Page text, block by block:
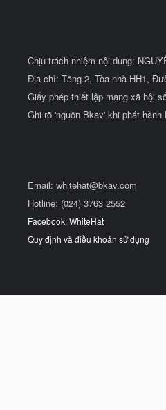
Chịu trách nhiệm nội dung:
Địa chỉ: Tầng 2, Tòa nhà HH1,
Giấy phép thiết lập mạng xã hội
Ghi rõ 'nguồn Bkav' khi phát
Email: whitehat@bkav.com
Hotline: (024) 3763 2552
Facebook: WhiteHat
Quy định và điều khoản sử dụng